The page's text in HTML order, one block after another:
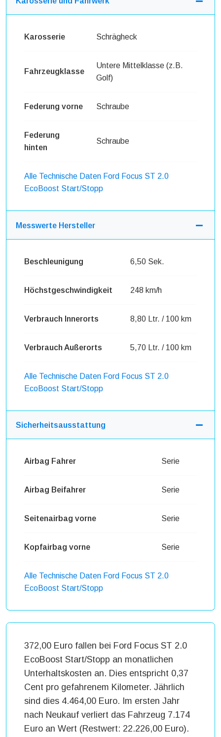
Karosserie Schrägheck
Fahrzeugklasse
Untere Mittelklasse (z.B.
Golf)
Federung vorne Schraube
Federung
hinten
Schraube
Alle Technische Daten Ford Focus ST 2.0
EcoBoost Start/Stopp
Messwerte Hersteller
Beschleunigung 6,50 Sek.
Höchstgeschwindigkeit 248 km/h
Verbrauch Innerorts 8,80 Ltr. / 100 km
Verbrauch Außerorts 5,70 Ltr. / 100 km
Alle Technische Daten Ford Focus ST 2.0
EcoBoost Start/Stopp
Sicherheitsausstattung
Airbag Fahrer Serie
Airbag Beifahrer Serie
Seitenairbag vorne Serie
Kopfairbag vorne Serie
Alle Technische Daten Ford Focus ST 2.0
EcoBoost Start/Stopp
372,00 Euro fallen bei Ford Focus ST 2.0
EcoBoost Start/Stopp an monatlichen
Unterhaltskosten an. Dies entspricht 0,37
Cent pro gefahrenem Kilometer. Jährlich
sind dies 4.464,00 Euro. Im ersten Jahr
nach Neukauf verliert das Fahrzeug 7.174
Euro an Wert (Restwert: 22.226,00 Euro).